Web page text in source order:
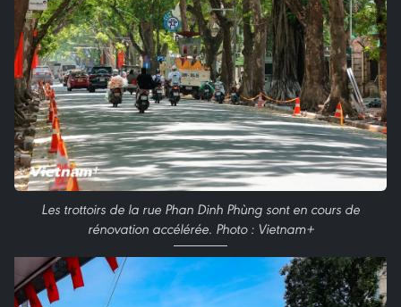
Les trottoirs de la rue Phan Dinh Phùng sont en cours de
rénovation accélérée. Photo : Vietnam+